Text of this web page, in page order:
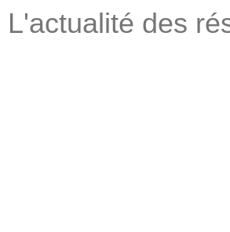
L'actualité des